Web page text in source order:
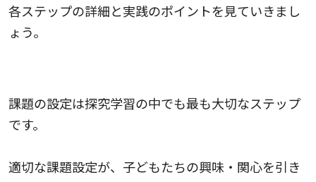
各ステップの詳細と実践のポイントを見ていきまし
ょう。
課題の設定は探究学習の中でも最も大切なステップ
です。
適切な課題設定が、子どもたちの興味・関心を引き